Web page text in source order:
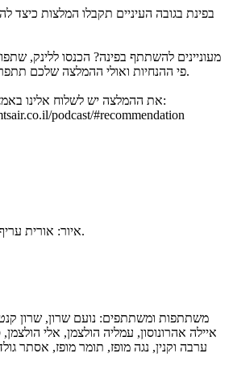
בפינת בגובה העיניים תקבלו המלצות כיצד
מעוניינים להשתתף בפינה? הכנסו ללינק,
פי ההנחיות ואולי ההמלצה שלכם תתפרסם בתכנית הבאה.
את ההמלצה יש לשלוח אלינו
podcast/#recommendation
איור: אורית עריף, גיליון חברים לעט.
משתתפות ומשתתפים: נועם שרון, שרון
איילה אהרונוסון, עמליה הולצמן, אלי
ערבה וקנין, נגה מופז, תומר מופז, אסתר